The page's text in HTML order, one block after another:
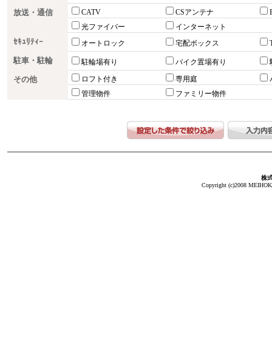
放送・通信 CATV CSアンテナ
光ファイバー
インターネット
ｾｷｭﾘﾃｨｰ オートロック 宅配ボックス
駐車・駐輪 駐輪場有り バイク置場有り
その他 ロフト付き 専用庭
管理物件
ファミリー物件
株
Copyright (c)2008